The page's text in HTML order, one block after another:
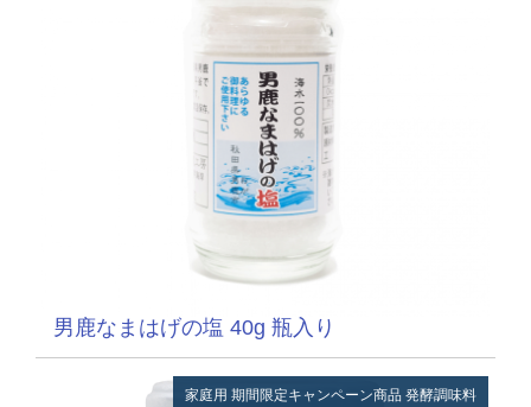
男鹿なまはげの塩 40g 瓶入り
家庭用 期間限定キャンペーン商品 発酵調味料